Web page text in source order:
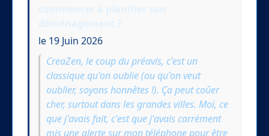
le 19 Juin 2026
CreaZen, le coup du préavis, c'est un
classique qu'on oublie (ou qu'on veut
oublier, soyons honnêtes !). Ça peut coûer
cher, surtout dans les grandes villes. Moi, ce
que j'avais fait, c'est que j'avais carrément
mis une alerte sur mon téléphone pour être